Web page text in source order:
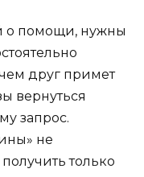
о помощи, нужны
друг примет
вернуться
запрос.
не
только